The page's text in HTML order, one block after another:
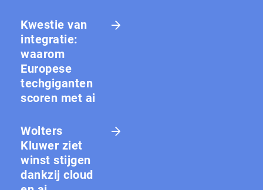
Kwestie van
integratie:
waarom
Europese
techgiganten
scoren met ai
Wolters
Kluwer ziet
winst stijgen
dankzij cloud